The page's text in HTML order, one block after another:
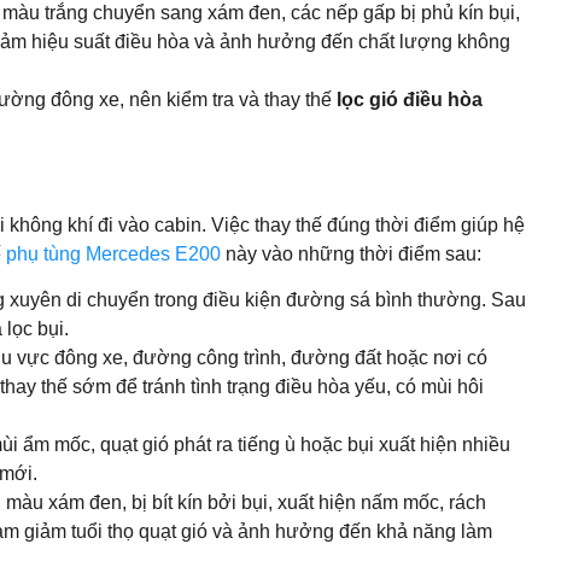
trắng chuyển sang xám đen, các nếp gấp bị phủ kín bụi,
hiệu suất điều hòa và ảnh hưởng đến chất lượng không
đông xe, nên kiểm tra và thay thế lọc gió điều hòa
khí đi vào cabin. Việc thay thế đúng thời điểm giúp hệ
phụ tùng Mercedes E200 này vào những thời điểm sau:
di chuyển trong điều kiện đường sá bình thường. Sau
lọc bụi.
vực đông xe, đường công trình, đường đất hoặc nơi có
thế sớm để tránh tình trạng điều hòa yếu, có mùi hôi
ẩm mốc, quạt gió phát ra tiếng ù hoặc bụi xuất hiện nhiều
xám đen, bị bít kín bởi bụi, xuất hiện nấm mốc, rách
giảm tuổi thọ quạt gió và ảnh hưởng đến khả năng làm